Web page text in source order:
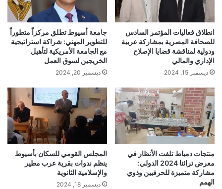
انطلاق فعاليات المؤتمر السادس
للصحافة المصرية بمشاركة عربية
ودولية لمناقشة قضايا الإصلاح
الإداري والمالي
ديسمبر 15, 2024
جامعة أسيوط تطلق مركزاً متطوراً
للتطوير المهني: شراكة استراتيجية
مع الجامعة الأمريكية لتأهيل
الخريجين لسوق العمل
ديسمبر 20, 2024
منتجات دمياط تلفت الأنظار في
معرض تراثنا 2024 الدولي:
مشاركة متميزة للحرفيين وذوي
الهمم
المجلس القومي للسكان بأسيوط
ينظم ندوات بقرية عرب مطير
والإسلامية الثانوية
ديسمبر 18, 2024